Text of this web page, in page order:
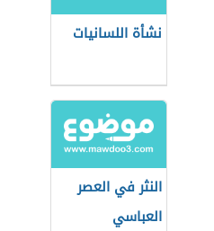
نشأة اللسانيات
النثر في العصر
العباسي